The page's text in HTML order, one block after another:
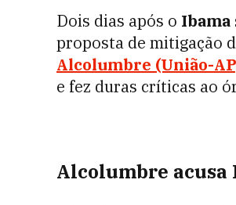
Dois dias após o Ibama
proposta de mitigação
Alcolumbre (União-
e fez duras críticas ao
Alcolumbre acusa